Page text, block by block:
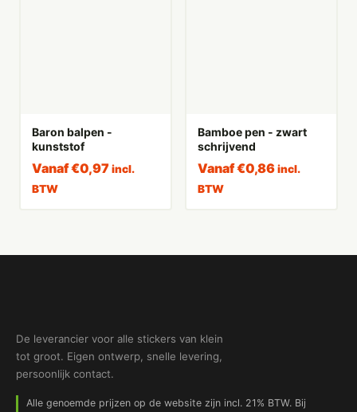
Baron balpen -
kunststof
Vanaf€0,97 incl.
BTW
Bamboe pen - zwart
schrijvend
Vanaf€0,86 incl.
BTW
De leverancier voor alle stickers van klein
tot groot. Eigen ontwerp, snelle levering,
persoonlijk contact.
Alle genoemde prijzen op de website zijn incl. 21% BTW. Bij